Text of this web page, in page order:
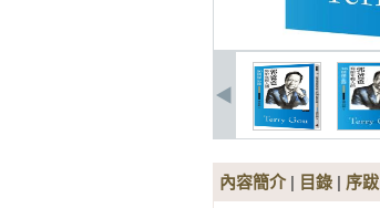
內容簡介| 目錄 | 序跋